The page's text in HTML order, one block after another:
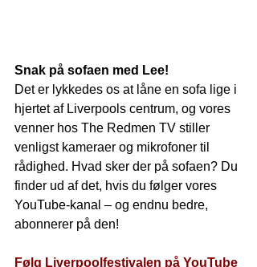
Snak på sofaen med Lee!
Det er lykkedes os at låne en sofa lige i
hjertet af Liverpools centrum, og vores
venner hos The Redmen TV stiller
venligst kameraer og mikrofoner til
rådighed. Hvad sker der på sofaen? Du
finder ud af det, hvis du følger vores
YouTube-kanal – og endnu bedre,
abonnerer på den!
Følg Liverpoolfestivalen på YouTube